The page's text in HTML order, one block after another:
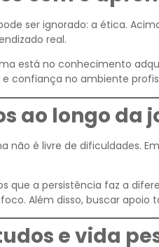
ser ignorado: a ética.
real.
está no conhecimento
confiança no ambiente
ao longo da
não é livre de dificuldades.
que a persistência faz a
Além disso, buscar apoio
e vida